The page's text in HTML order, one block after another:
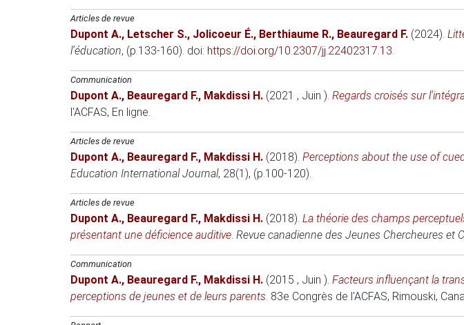
Articles de revue
Dupont A., Letscher S., Jolicoeur É., Berthiaume R., Beauregard F. (2024).
l’éducation, (p.133-160). doi: https://doi.org/10.2307/jj.22402317.13.
Communication
Dupont A., Beauregard F., Makdissi H. (2021 , Juin ). Regards croisés sur
l'ACFAS, En ligne.
Articles de revue
Dupont A., Beauregard F., Makdissi H. (2018). Perceptions about the use of
Education International Journal, 28(1), (p.100-120).
Articles de revue
Dupont A., Beauregard F., Makdissi H. (2018). La théorie des champs
présentant une déficience auditive. Revue canadienne des Jeunes Chercheures et
Communication
Dupont A., Beauregard F., Makdissi H. (2015 , Juin ). Facteurs influençant la
perceptions de jeunes et de leurs parents. 83e Congrès de l'ACFAS, Rimouski,